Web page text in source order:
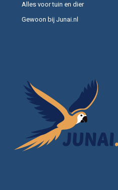
Alles voor tuin en dier
Gewoon bij Junai.nl